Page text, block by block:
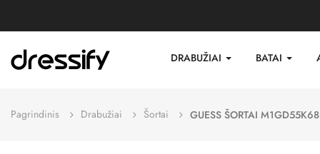
DRABUŽIAI BATAI
Pagrindinis Drabužiai Šortai GUESS ŠORTAI